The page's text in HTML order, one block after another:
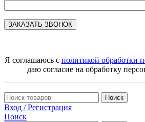
Я соглашаюсь с политикой обработки
даю согласие на обработку
Поиск
Вход / Регистрация
Поиск